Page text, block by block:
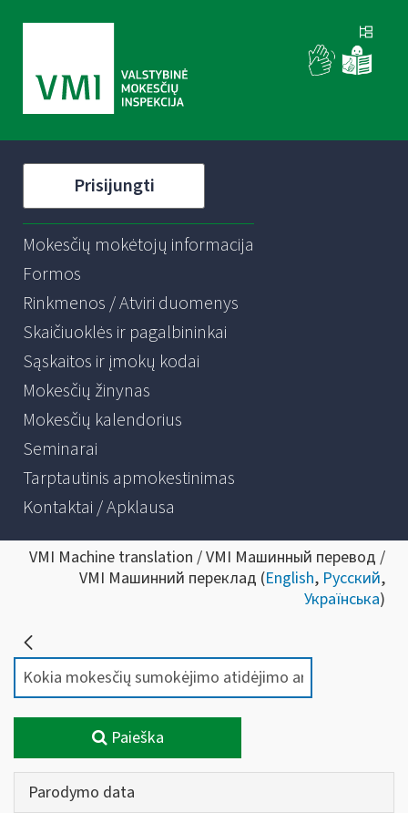
Prisijungti
Mokesčių mokėtojų informacija
Formos
Rinkmenos / Atviri duomenys
Skaičiuoklės ir pagalbininkai
Sąskaitos ir įmokų kodai
Mokesčių žinynas
Mokesčių kalendorius
Seminarai
Tarptautinis apmokestinimas
Kontaktai / Apklausa
VMI Machine translation / VMI Машинный перевод /
VMI Машинний переклад (English, Русский,
Українська)
Paieška
Parodymo data